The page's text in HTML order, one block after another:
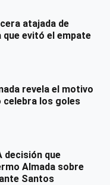
atajada de
que evitó el empate
revela el motivo
celebra los goles
decisión que
Almada sobre
Santos